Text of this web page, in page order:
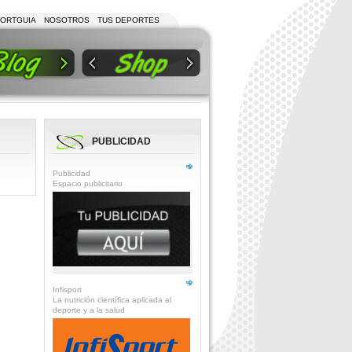
NOSOTROS TUS DEPORTES
PUBLICIDAD
Publicidad
Espacio publicitario
Infisport
La nutrición científica aplicada al
deporte y a la salud